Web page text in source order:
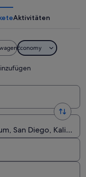
Aktivitäten
Economy
San Diego,